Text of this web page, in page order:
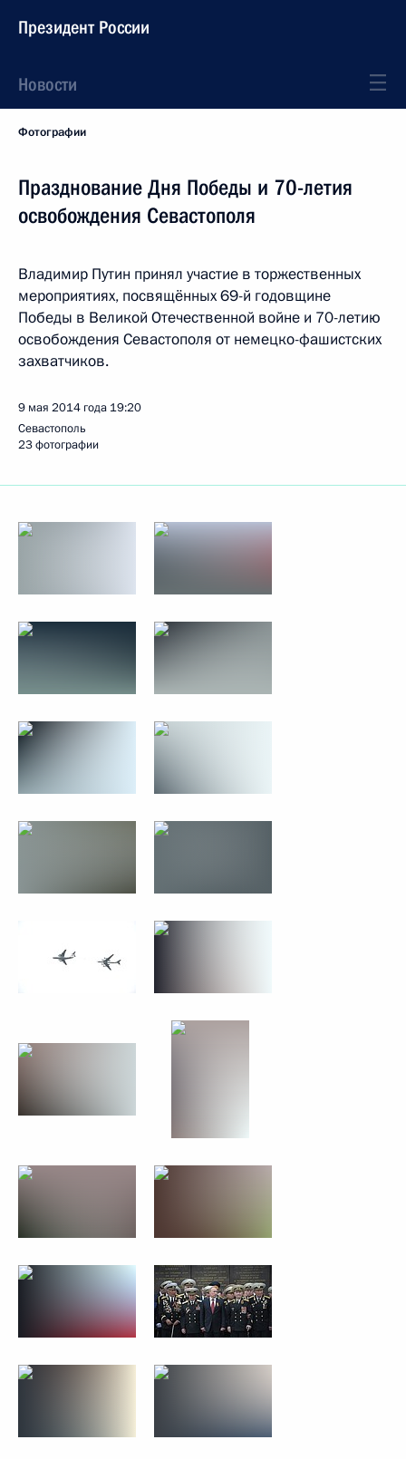
Президент России
Новости
Фотографии
Празднование Дня Победы и 70-летия
освобождения Севастополя
Владимир Путин принял участие в торжественных
мероприятиях, посвящённых 69-й годовщине
Победы в Великой Отечественной войне и 70-летию
освобождения Севастополя от немецко-фашистских
захватчиков.
9 мая 2014 года 19:20
Севастополь
23 фотографии